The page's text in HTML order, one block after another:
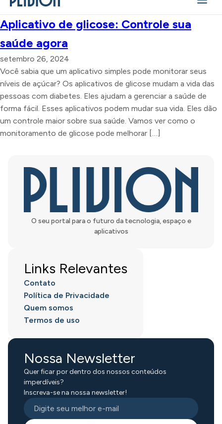
Aplicativo de glicose: Controle sua
saúde agora
setembro 26, 2024
Você sabia que um aplicativo simples pode monitorar seus
níveis de açúcar? Os aplicativos de glicose mudam a vida das
pessoas com diabetes. Eles ajudam a gerenciar a saúde de
forma fácil. Esses aplicativos podem mudar sua vida. Eles dão
um controle maior sobre sua saúde. Vamos ver como o
monitoramento de glicose pode melhorar […]
O seu portal para o futuro da tecnologia, espaço e
aplicativos
Links Relevantes
Contato
Política de Privacidade
Quem somos
Termos de uso
Nossa Newsletter
Quer ficar por dentro dos nossos conteúdos
imperdíveis?
Inscreva-se na nossa newsletter!